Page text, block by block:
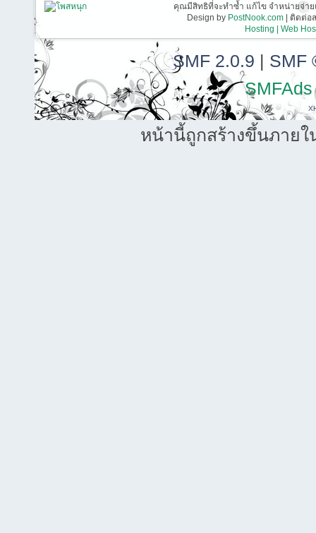
คุณมีสิทธิที่จะทำซ้ำ แก้ไข จำหน่ายจ่า
Design by PostNook.com| ติดต่อส
Hosting | Web
SMF 2.0.9 | SMF
SMFAds
หน้านี้ถูกสร้างขึ้นภายใ